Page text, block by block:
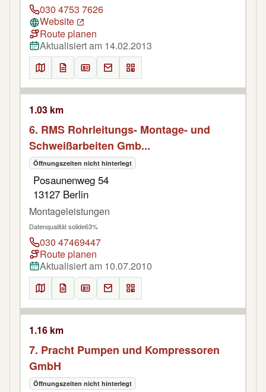
030 4753 7626
Website
Route planen
Aktualisiert am 14.02.2013
1.03 km
6. RMS Rohrleitungs- Montage- und
Schweißarbeiten Gmb...
Öffnungszeiten nicht hinterlegt
Posaunenweg 54
13127 Berlin
Montageleistungen
Datenqualität solide63%
030 47469447
Route planen
Aktualisiert am 10.07.2010
1.16 km
7. Pracht Pumpen und Kompressoren
GmbH
Öffnungszeiten nicht hinterlegt